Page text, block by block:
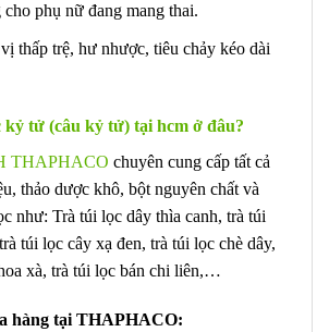
phụ nữ đang mang thai.
thấp trệ, hư nhược, tiêu chảy kéo dài
tử (câu kỷ tử) tại hcm ở đâu?
THAPHACO chuyên cung cấp tất cả
thảo dược khô, bột nguyên chất và
như: Trà túi lọc dây thìa canh, trà túi
túi lọc cây xạ đen, trà túi lọc chè dây,
xà, trà túi lọc bán chi liên,…
hàng tại THAPHACO: